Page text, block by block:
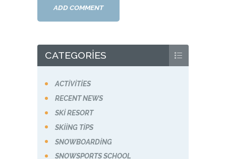
CATEGORIES
ACTIVITIES
RECENT NEWS
SKI RESORT
SKIING TIPS
SNOWBOARDING
SNOWSPORTS SCHOOL